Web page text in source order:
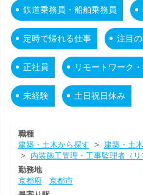
鉄道乗務員・船舶乗務員
定時で帰れる仕事 注目
正社員 リモートワーク
未経験 土日祝日休み
職種
建築・土木から探す > 建築・土木
> 内装施工管理・工事監理者（リ
勤務地
京都府
京都市